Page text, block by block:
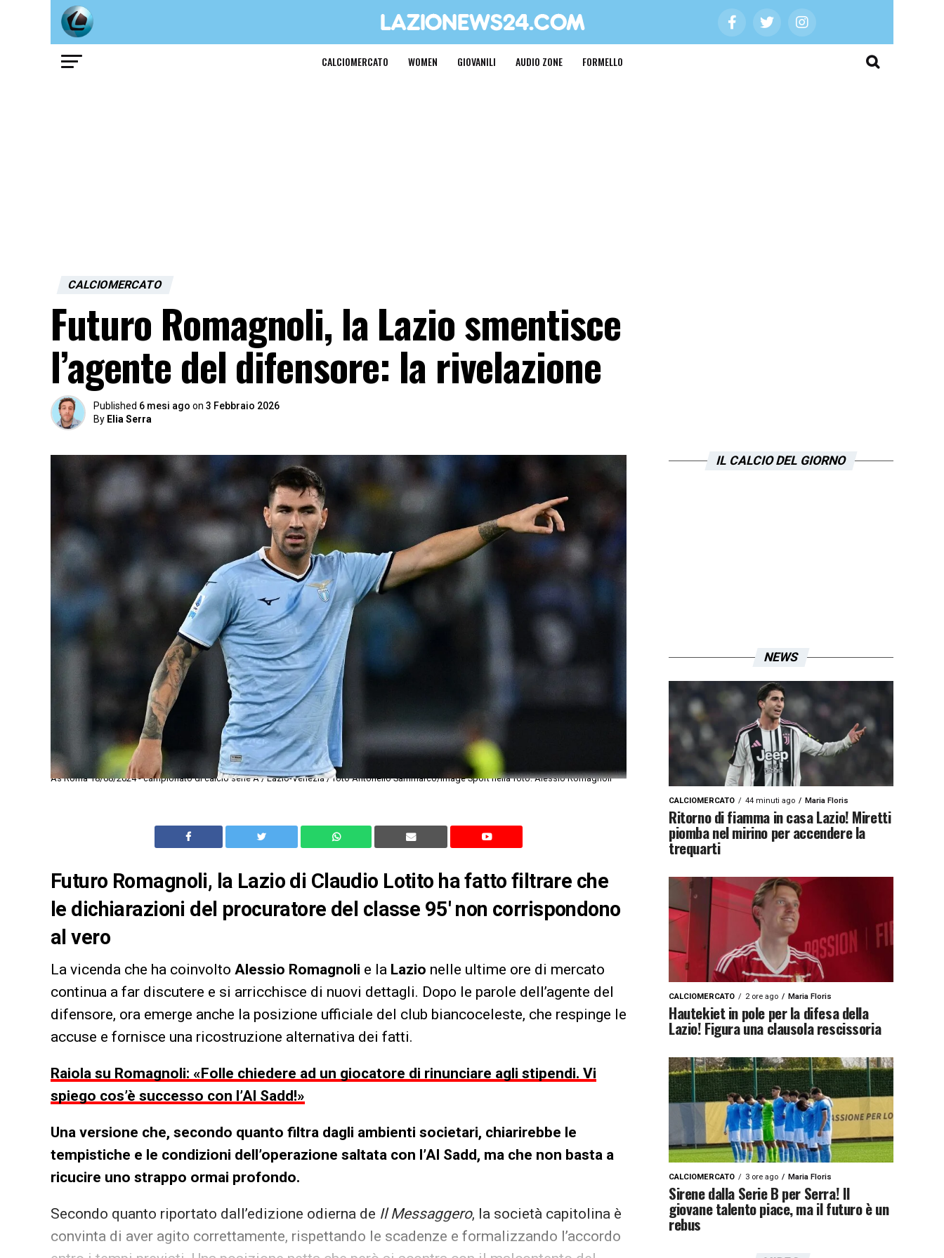
CALCIOMERCATO WOMEN GIOVANILI AUDIO ZONE FORMELLO
CALCIOMERCATO
Futuro Romagnoli, la Lazio smentisce
l’agente del difensore: la rivelazione
Published 6 mesi ago on 3 Febbraio 2026
By Elia Serra
As Roma 18/08/2024 - campionato di calcio serie A / Lazio-Venezia / foto Antonello Sammarco/Image Sport nella foto: Alessio Romagnoli
Futuro Romagnoli, la Lazio di Claudio Lotito ha fatto filtrare che
le dichiarazioni del procuratore del classe 95′ non corrispondono
al vero
La vicenda che ha coinvolto Alessio Romagnoli e la Lazio nelle ultime ore di mercato
continua a far discutere e si arricchisce di nuovi dettagli. Dopo le parole dell’agente del
difensore, ora emerge anche la posizione ufficiale del club biancoceleste, che respinge le
accuse e fornisce una ricostruzione alternativa dei fatti.
Raiola su Romagnoli: «Folle chiedere ad un giocatore di rinunciare agli stipendi. Vi
spiego cos’è successo con l’Al Sadd!»
Una versione che, secondo quanto filtra dagli ambienti societari, chiarirebbe le
tempistiche e le condizioni dell’operazione saltata con l’Al Sadd, ma che non basta a
ricucire uno strappo ormai profondo.
Secondo quanto riportato dall’edizione odierna de Il Messaggero, la società capitolina è
convinta di aver agito correttamente, rispettando le scadenze e formalizzando l’accordo
IL CALCIO DEL GIORNO
NEWS
CALCIOMERCATO 44 minuti ago Maria Floris
Ritorno di fiamma in casa Lazio! Miretti
piomba nel mirino per accendere la
trequarti
CALCIOMERCATO 2 ore ago Maria Floris
Hautekiet in pole per la difesa della
Lazio! Figura una clausola rescissoria
CALCIOMERCATO 3 ore ago Maria Floris
Sirene dalla Serie B per Serra! Il
giovane talento piace, ma il futuro è un
rebus